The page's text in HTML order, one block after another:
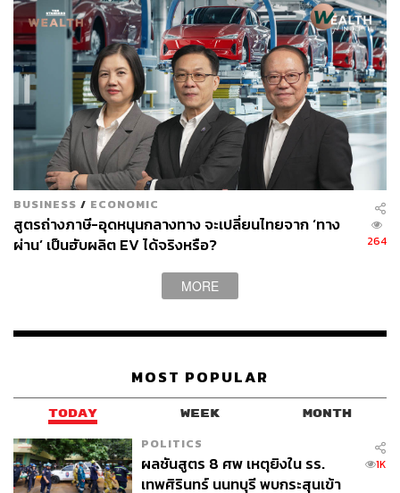
EV ไทยมาแรง และกลุ่ม EV พรีเมียม-ลักชัวรี ยังไม่มี
แบรนด์ไหนทำตลาด
เฉิน หยู (มาร์ส) รองประธานของ ZEEKR Intelligent
Technology เปิดเผยว่า
ZEEKR ใช้เวลาเพียง 2 ปีในการส่งมอบรถยนต์กว่า 100,000
คัน เรียกว่าเวลาไม่กี่ปีได้รับความนิยมและการยอมรับใน
ตลาดโลก ด้วยนวัตกรรมยานยนต์ไฟฟ้าอัจฉริยะ และการมุ่ง
เน้นที่ผู้ใช้เป็นศูนย์กลาง โดยยอดขายของ ZEEKR เติบโต
อย่างรวดเร็ว จาก 10,378 คันในปี 2565 เป็น 49,148 คันในปี
2567
“นี่จึงเป็นเหตุผลให้ ZEEKR มั่นใจว่าจะเป็นผู้เล่นสำคัญใน
BUSINESS / ECONOMIC
สูตรถ่างภาษี-อุดหนุนกลางทาง จะเปลี่ยนไทยจาก ‘ทาง
ผ่าน’ เป็นฮับผลิต EV ได้จริงหรือ?
264
MORE
MOST POPULAR
TODAY WEEK MONTH
POLITICS
ผลชันสูตร 8 ศพ เหตุยิงใน รร.
เทพศิรินทร์ นนทบุรี พบกระสุนเข้า
1K